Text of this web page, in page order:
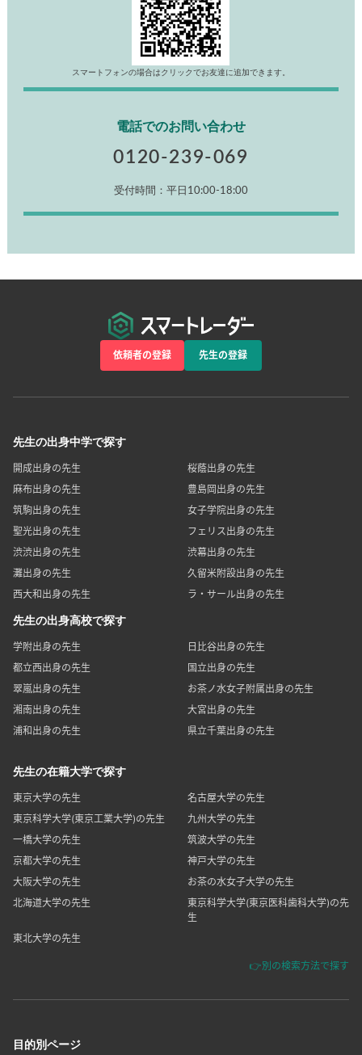
スマートフォンの場合はクリックでお友達に追加できます。
電話でのお問い合わせ
0120-239-069
受付時間：平日10:00-18:00
依頼者の登録 先生の登録
先生の出身中学で探す
開成出身の先生
桜蔭出身の先生
麻布出身の先生
豊島岡出身の先生
筑駒出身の先生
女子学院出身の先生
聖光出身の先生
フェリス出身の先生
渋渋出身の先生
渋幕出身の先生
灘出身の先生
久留米附設出身の先生
西大和出身の先生
ラ・サール出身の先生
先生の出身高校で探す
学附出身の先生
日比谷出身の先生
都立西出身の先生
国立出身の先生
翠嵐出身の先生
お茶ノ水女子附属出身の先生
湘南出身の先生
大宮出身の先生
浦和出身の先生
県立千葉出身の先生
先生の在籍大学で探す
東京大学の先生
名古屋大学の先生
東京科学大学(東京工業大学)の先生
九州大学の先生
一橋大学の先生
筑波大学の先生
京都大学の先生
神戸大学の先生
大阪大学の先生
お茶の水女子大学の先生
北海道大学の先生
東京科学大学(東京医科歯科大学)の先
生
東北大学の先生
👉別の検索方法で探す
目的別ページ